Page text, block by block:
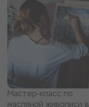
Мастер-класс по
масляной живописи в